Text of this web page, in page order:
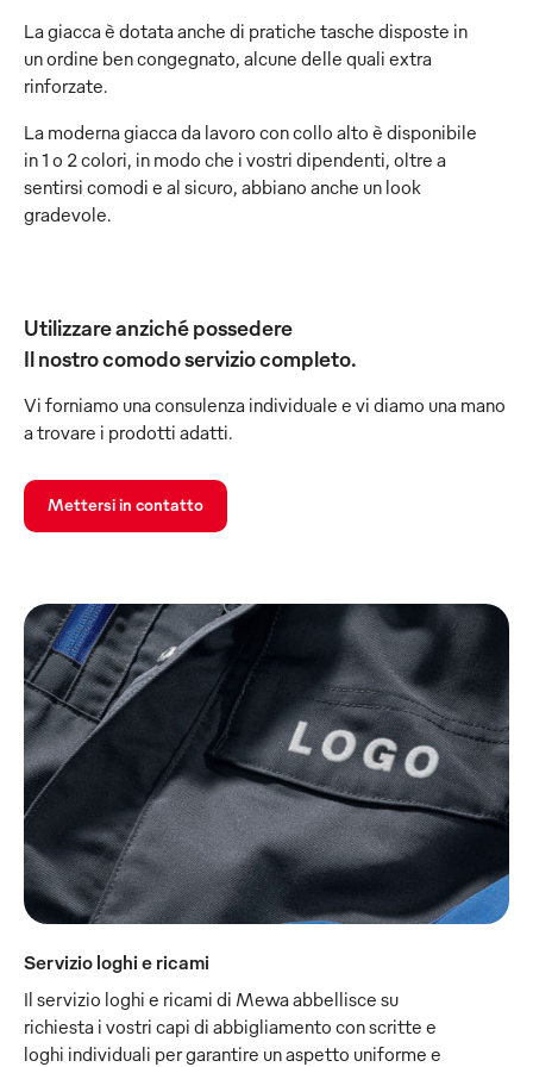
La giacca è dotata anche di pratiche tasche disposte in
un ordine ben congegnato, alcune delle quali extra
rinforzate.
La moderna giacca da lavoro con collo alto è disponibile
in 1 o 2 colori, in modo che i vostri dipendenti, oltre a
sentirsi comodi e al sicuro, abbiano anche un look
gradevole.
Utilizzare anziché possedere
Il nostro comodo servizio completo.
Vi forniamo una consulenza individuale e vi diamo una mano
a trovare i prodotti adatti.
Mettersi in contatto
Servizio loghi e ricami
Il servizio loghi e ricami di Mewa abbellisce su
richiesta i vostri capi di abbigliamento con scritte e
loghi individuali per garantire un aspetto uniforme e